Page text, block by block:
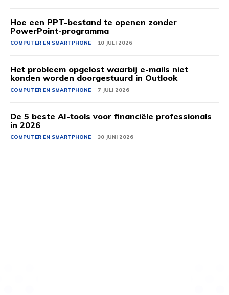
Hoe een PPT-bestand te openen zonder
PowerPoint-programma
COMPUTER EN SMARTPHONE 10 JULI 2026
Het probleem opgelost waarbij e-mails niet
konden worden doorgestuurd in Outlook
COMPUTER EN SMARTPHONE 7 JULI 2026
De 5 beste AI-tools voor financiële professionals
in 2026
COMPUTER EN SMARTPHONE 30 JUNI 2026